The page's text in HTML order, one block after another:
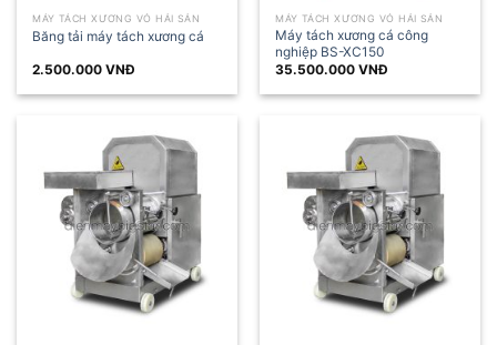
MÁY TÁCH XƯƠNG VỎ HẢI SẢN
Băng tải máy tách xương cá
2.500.000VNĐ
MÁY TÁCH XƯƠNG VỎ HẢI SẢN
Máy tách xương cá công
nghiệp BS-XC150
35.500.000VNĐ